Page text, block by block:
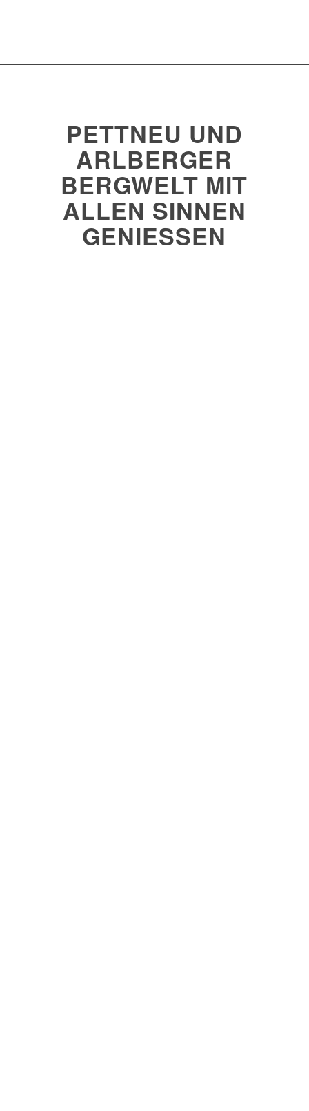
PETTNEU UND
ARLBERGER
BERGWELT MIT
ALLEN SINNEN
GENIESSEN